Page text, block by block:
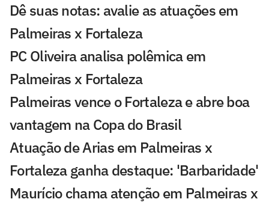
Dê suas notas: avalie as atuações em
Palmeiras x Fortaleza
PC Oliveira analisa polêmica em
Palmeiras x Fortaleza
Palmeiras vence o Fortaleza e abre boa
vantagem na Copa do Brasil
Atuação de Arias em Palmeiras x
Fortaleza ganha destaque: 'Barbaridade'
Maurício chama atenção em Palmeiras x